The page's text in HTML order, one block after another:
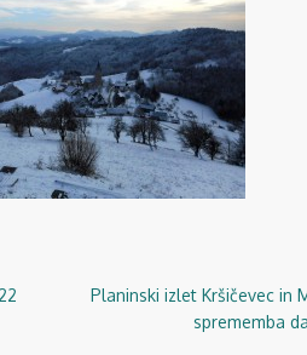
Planinski izlet Kršičevec in
sprememba